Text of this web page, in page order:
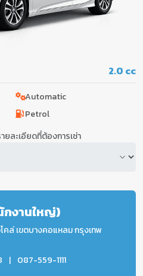
2.0 cc
Automatic
Petrol
ยละเอียดที่ต้องการเช่า
กงานใหญ่)
คล่ เขตบางคอแหลม กรุงเทพ
| 087-559-1111